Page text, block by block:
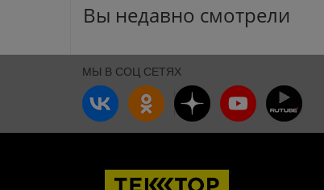
Вы недавно смотрели
МЫ В СОЦ СЕТЯХ